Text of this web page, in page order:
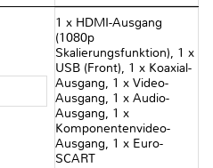
1 x HDMI-Ausgang
(1080p
Skalierungsfunktion), 1 x
USB (Front), 1 x Koaxial-
Ausgang, 1 x Video-
Ausgang, 1 x Audio-
Ausgang, 1 x
Komponentenvideo-
Ausgang, 1 x Euro-
SCART